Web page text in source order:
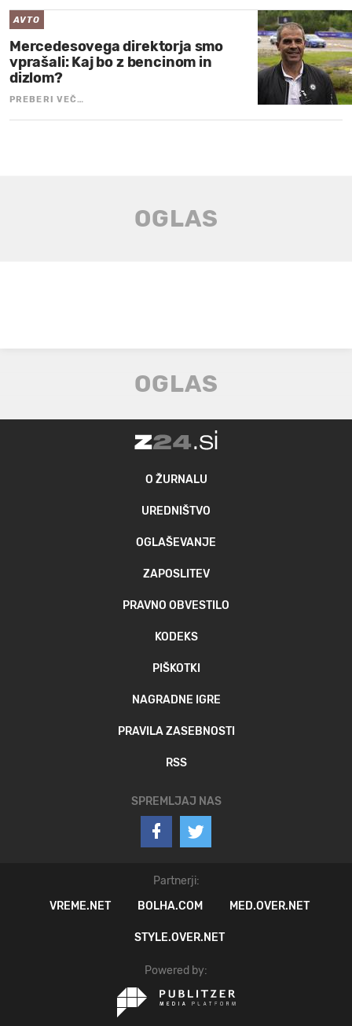
AVTO
Mercedesovega direktorja smo
vprašali: Kaj bo z bencinom in
dizlom?
PREBERI VEČ…
O ŽURNALU
UREDNIŠTVO
OGLAŠEVANJE
ZAPOSLITEV
PRAVNO OBVESTILO
KODEKS
PIŠKOTKI
NAGRADNE IGRE
PRAVILA ZASEBNOSTI
RSS
SPREMLJAJ NAS
Partnerji:
VREME.NET
BOLHA.COM MED.OVER.NET
STYLE.OVER.NET
Powered by: